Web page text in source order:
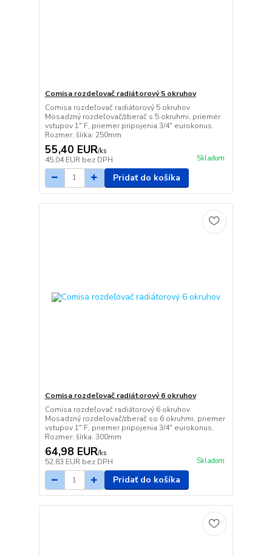
Comisa rozdeľovač radiátorový 5 okruhov
Comisa rozdeľovač radiátorový 5 okruhov
Mosadzný rozdeľovač/zberač s 5 okruhmi, priemer
vstupov 1" F, priemer pripojenia 3/4" eurokonus.
Rozmer: šírka: 250mm
55,40 EUR/ks
45,04 EUR bez DPH Skladom
Pridať do košíka
Comisa rozdeľovač radiátorový 6 okruhov
Comisa rozdeľovač radiátorový 6 okruhov
Mosadzný rozdeľovač/zberač so 6 okruhmi, priemer
vstupov 1" F, priemer pripojenia 3/4" eurokonus.
Rozmer: šírka: 300mm
64,98 EUR/ks
52,83 EUR bez DPH Skladom
Pridať do košíka